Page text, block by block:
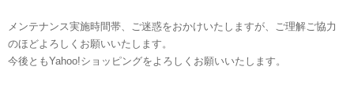
メンテナンス実施時間帯、ご迷惑をおかけいたしますが、ご理解ご協力
のほどよろしくお願いいたします。
今後ともYahoo!ショッピングをよろしくお願いいたします。